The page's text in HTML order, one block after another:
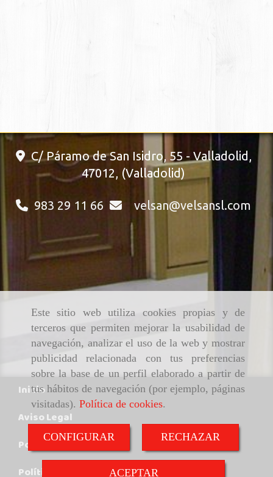
Este sitio web utiliza cookies propias y de
terceros que permiten mejorar la usabilidad de
navegación, analizar el uso de la web y mostrar
publicidad relacionada con tus preferencias
sobre la base de un perfil elaborado a partir de
tus hábitos de navegación (por ejemplo, páginas
visitadas). Política de cookies.
CONFIGURAR RECHAZAR
ACEPTAR
C/ Páramo de San Isidro, 55 - Valladolid ,
47012, (Valladolid)
983 29 11 66 velsan velsansl.com
Inicio
Aviso Legal
Política de cookies
Política de Privacidad